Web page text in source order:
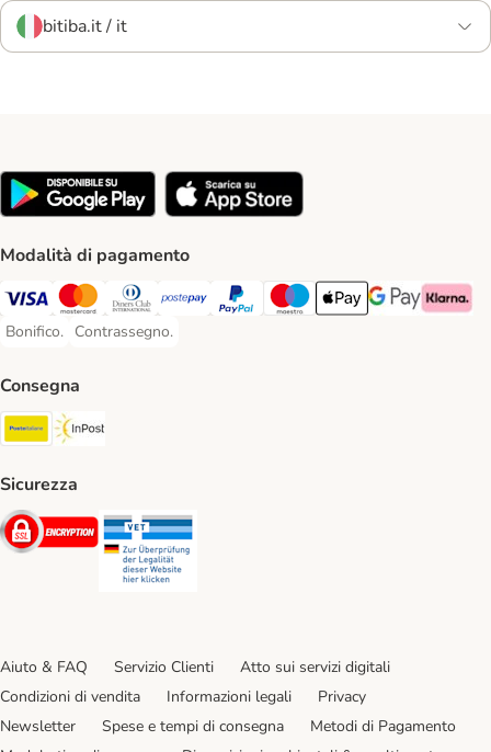
bitiba.it / it
Modalità di pagamento
Visa. Payment Method
Mastercard. Payment Method
Diners Club. Payment Method
Postepay. Payment Method
PayPal. Payment Method
Maestro. Payment Method
Apple pay. Payment
Google Pay
Klarna
Bonifico.
Bonifico. Payment Method
Contrassegno.
Contrassegno. Payment Method
Consegna
Poste Italiane. Shipping Method
Sicurezza
Security
Aiuto & FAQ Servizio Clienti
Atto sui servizi digitali
Condizioni di vendita
Informazioni legali
Privacy
Newsletter
Spese e tempi di consegna
Metodi di Pagamento